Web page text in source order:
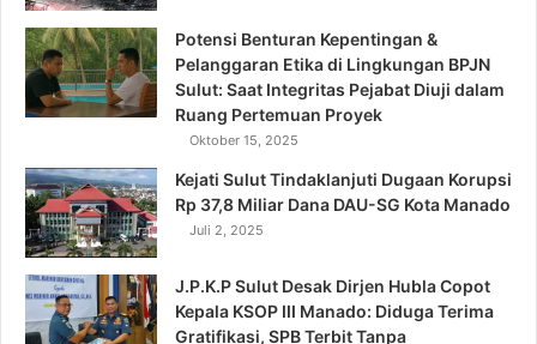
Potensi Benturan Kepentingan &
Pelanggaran Etika di Lingkungan BPJN
Sulut: Saat Integritas Pejabat Diuji dalam
Ruang Pertemuan Proyek
Oktober 15, 2025
Kejati Sulut Tindaklanjuti Dugaan Korupsi
Rp 37,8 Miliar Dana DAU-SG Kota Manado
Juli 2, 2025
J.P.K.P Sulut Desak Dirjen Hubla Copot
Kepala KSOP III Manado: Diduga Terima
Gratifikasi, SPB Terbit Tanpa